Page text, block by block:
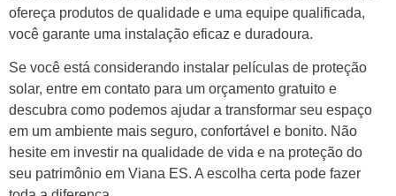
ofereça produtos de qualidade e uma equipe qualificada,
você garante uma instalação eficaz e duradoura.
Se você está considerando instalar películas de proteção
solar, entre em contato para um orçamento gratuito e
descubra como podemos ajudar a transformar seu espaço
em um ambiente mais seguro, confortável e bonito. Não
hesite em investir na qualidade de vida e na proteção do
seu patrimônio em Viana ES. A escolha certa pode fazer